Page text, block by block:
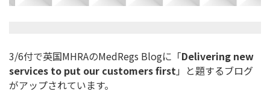
3/6付で英国MHRAのMedRegs Blogに「Delivering new
services to put our customers first」と題するブログ
がアップされています。